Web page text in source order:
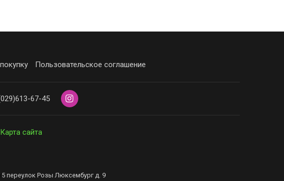
Пользовательское соглашение
67-45
Карта сайта
переулок Розы Люксембург д. 9